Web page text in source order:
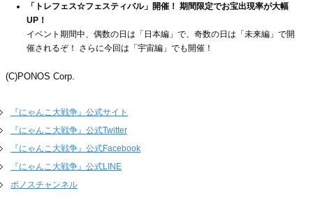
「トレフェス☆フェスティバル」開催！ 期間限定でお宝出現率が大幅
UP！
イベント期間中、偶数の日は「日本編」で、奇数の日は「未来編」で開
催されるぞ！ さらに今回は「宇宙編」でも開催！
(C)PONOS Corp.
『にゃんこ大戦争』公式サイト
『にゃんこ大戦争』公式Twitter
『にゃんこ大戦争』公式Facebook
『にゃんこ大戦争』公式LINE
ポノスチャンネル